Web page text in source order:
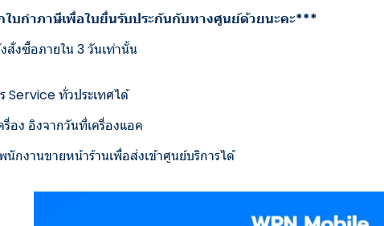
บกำภาษีเพื่อใบยื่นรับประกันกับทางศูนย์ด้วยนะคะ***
งซื้อภายใน 3 วันเท่านั้น
Service ทั่วประเทศได้
รื่อง อิงจากวันที่เครื่องแอค
กงานขายหน้าร้านเพื่อส่งเข้าศูนย์บริการได้